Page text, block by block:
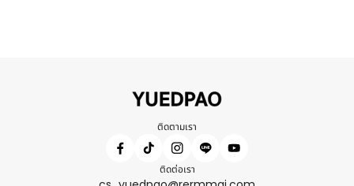
ติดตามเรา
ติดต่อเรา